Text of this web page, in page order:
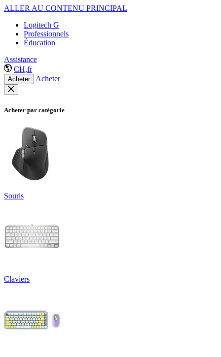
ALLER AU CONTENU PRINCIPAL
Logitech G
Professionnels
Éducation
Assistance
CH,fr
Acheter Acheter
Acheter par catégorie
Souris
Claviers